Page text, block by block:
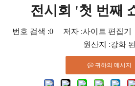
전시회 '첫 번째
번호 검색 :0 저자 :사이트 편집
원산지 :강화 된
귀하의 메시지